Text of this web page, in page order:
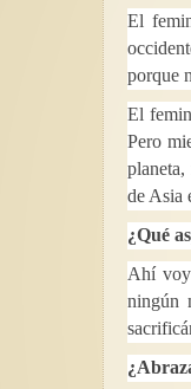
El
porque
El
Pero
de Asia
¿Qué
Ahí voy
ningún